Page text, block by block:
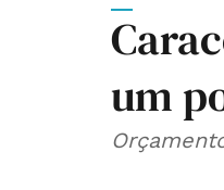
um